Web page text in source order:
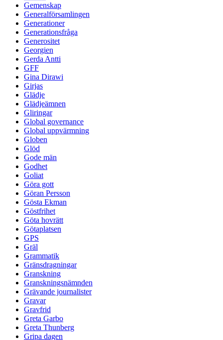
Gemenskap
Generalförsamlingen
Generationer
Generationsfråga
Generositet
Georgien
Gerda Antti
GFF
Gina Dirawi
Girjas
Glädje
Glädjeämnen
Gliringar
Global governance
Global uppvärmning
Globen
Glöd
Gode män
Godhet
Goliat
Göra gott
Göran Persson
Gösta Ekman
Göstfrihet
Göta hovrätt
Götaplatsen
GPS
Gräl
Grammatik
Gränsdragningar
Granskning
Granskningsnämnden
Grävande journalister
Gravar
Gravfrid
Greta Garbo
Greta Thunberg
Gripa dagen